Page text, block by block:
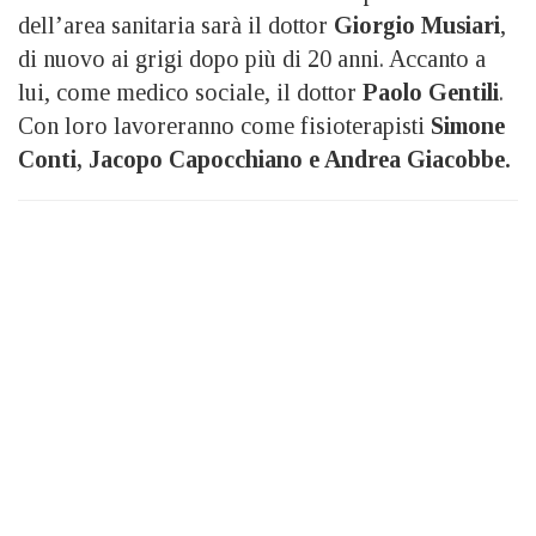
dell’area sanitaria sarà il dottor Giorgio Musiari,
di nuovo ai grigi dopo più di 20 anni. Accanto a
lui, come medico sociale, il dottor Paolo Gentili.
Con loro lavoreranno come fisioterapisti Simone
Conti, Jacopo Capocchiano e Andrea Giacobbe.